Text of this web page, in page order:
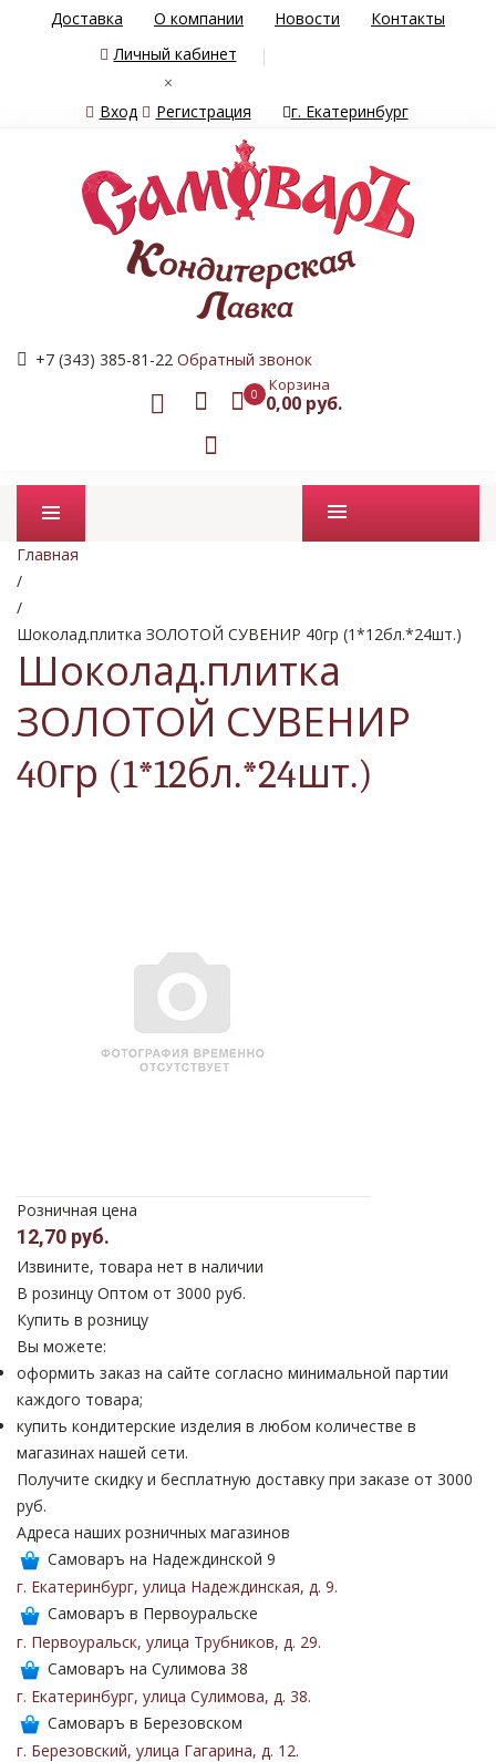
Доставка О компании Новости
Контакты
Личный кабинет
×
Вход
Регистрация г. Екатеринбург
+7 (343) 385-81-22 Обратный звонок
0 Корзина
0,00 руб.
Промо товары
Главная
/
/
Шоколад.плитка ЗОЛОТОЙ СУВЕНИР 40гр (1*12бл.*24шт.)
Шоколад.плитка
ЗОЛОТОЙ СУВЕНИР
40гр (1*12бл.*24шт.)
Розничная цена
12,70 руб.
Извините, товара нет в наличии
В розинцу Оптом от 3000 руб.
Купить в розницу
Вы можете:
оформить заказ на сайте согласно минимальной партии
каждого товара;
купить кондитерские изделия в любом количестве в
магазинах нашей сети.
Получите скидку и бесплатную доставку при заказе от 3000
руб.
Адреса наших розничных магазинов
Самоваръ на Надеждинской 9
г. Екатеринбург, улица Надеждинская, д. 9.
Самоваръ в Первоуральске
г. Первоуральск, улица Трубников, д. 29.
Самоваръ на Сулимова 38
г. Екатеринбург, улица Сулимова, д. 38.
Самоваръ в Березовском
г. Березовский, улица Гагарина, д. 12.